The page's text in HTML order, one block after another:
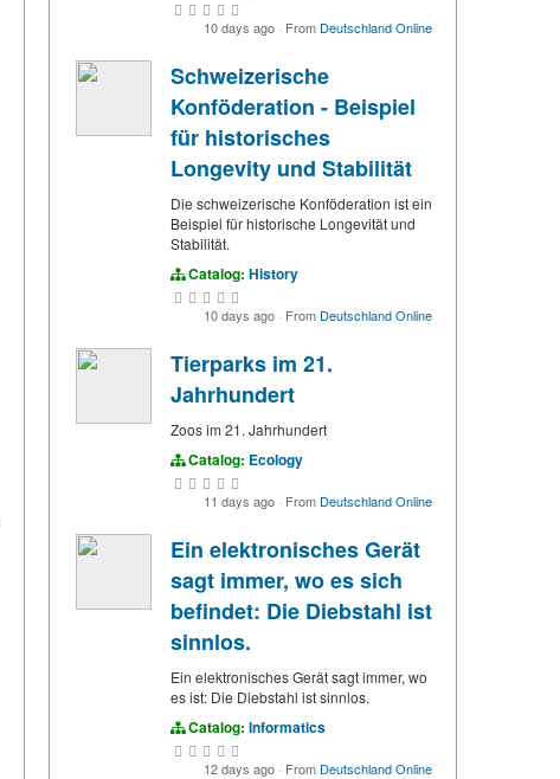
10 days ago · From Deutschland Online
Schweizerische
Konföderation - Beispiel
für historisches
Longevity und Stabilität
Die schweizerische Konföderation ist ein
Beispiel für historische Longevität und
Stabilität.
Catalog: History
10 days ago · From Deutschland Online
Tierparks im 21.
Jahrhundert
Zoos im 21. Jahrhundert
Catalog: Ecology
11 days ago · From Deutschland Online
Ein elektronisches Gerät
sagt immer, wo es sich
befindet: Die Diebstahl ist
sinnlos.
Ein elektronisches Gerät sagt immer, wo
es ist: Die Diebstahl ist sinnlos.
Catalog: Informatics
12 days ago · From Deutschland Online